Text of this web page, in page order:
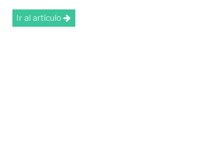
Ir al artículo